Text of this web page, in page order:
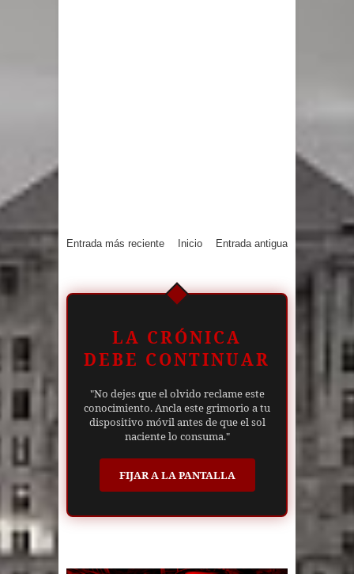
Entrada más reciente Entrada antigua
Inicio
LA CRÓNICA
DEBE CONTINUAR
"No dejes que el olvido reclame este
conocimiento. Ancla este grimorio a tu
dispositivo móvil antes de que el sol
naciente lo consuma."
FIJAR A LA PANTALLA